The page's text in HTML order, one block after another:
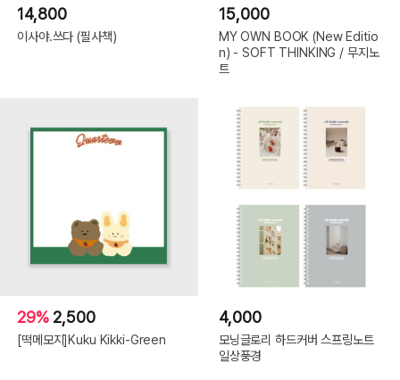
14,800
이사야.쓰다 (필사책)
15,000
MY OWN BOOK (New Editio
n) - SOFT THINKING / 무지노
트
29% 2,500
[떡메모지]Kuku Kikki-Green
4,000
모닝글로리 하드커버 스프링노트
일상풍경